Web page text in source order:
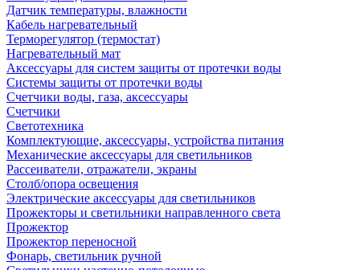
Датчик температуры, влажности
Кабель нагревательный
Терморегулятор (термостат)
Нагревательный мат
Аксессуары для систем защиты от протечки воды
Системы защиты от протечки воды
Счетчики воды, газа, аксессуары
Счетчики
Светотехника
Комплектующие, аксессуары, устройства питания
Механические аксессуары для светильников
Рассеиватели, отражатели, экраны
Столб/опора освещения
Электрические аксессуары для светильников
Прожекторы и светильники направленного света
Прожектор
Прожектор переносной
Фонарь, светильник ручной